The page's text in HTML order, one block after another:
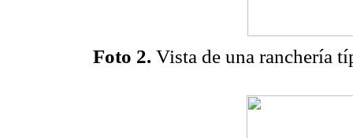
Foto 2. Vista de una ranchería